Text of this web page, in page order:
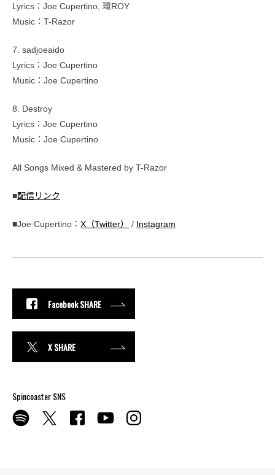
Lyrics：Joe Cupertino, 環ROY
Music：T-Razor
7. sadjoeaido
Lyrics：Joe Cupertino
Music：Joe Cupertino
8. Destroy
Lyrics：Joe Cupertino
Music：Joe Cupertino
All Songs Mixed & Mastered by T-Razor
■配信リンク
■Joe Cupertino： X（Twitter） / Instagram
Facebook SHARE
X SHARE
Spincoaster SNS